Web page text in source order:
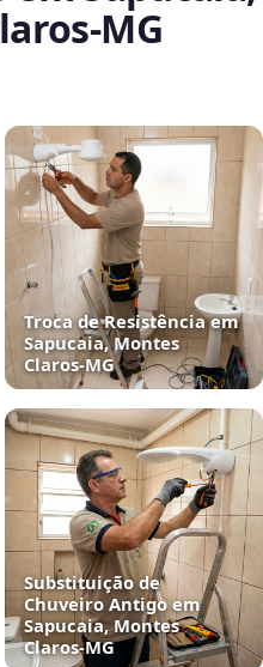
Troca de Resistência em
Sapucaia, Montes
Claros‑MG
Substituição de
Chuveiro Antigo em
Sapucaia, Montes
Claros‑MG